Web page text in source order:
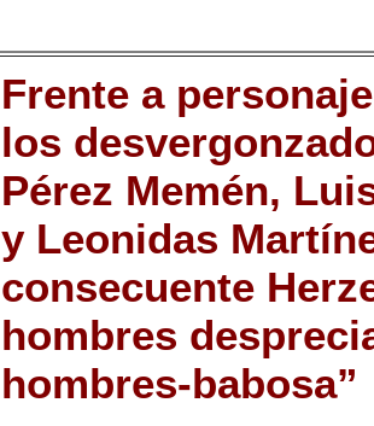
Frente a
los
Pérez Memén,
y Leonidas
consecuente
hombres
hombres-babosa”